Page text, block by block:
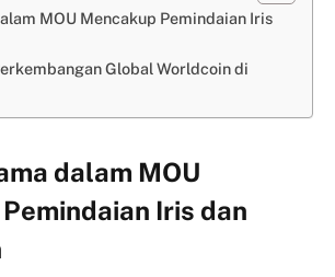
MOU Mencakup Pemindaian Iris
Global Worldcoin di
dalam MOU
Iris dan